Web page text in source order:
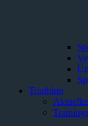
Triathlon